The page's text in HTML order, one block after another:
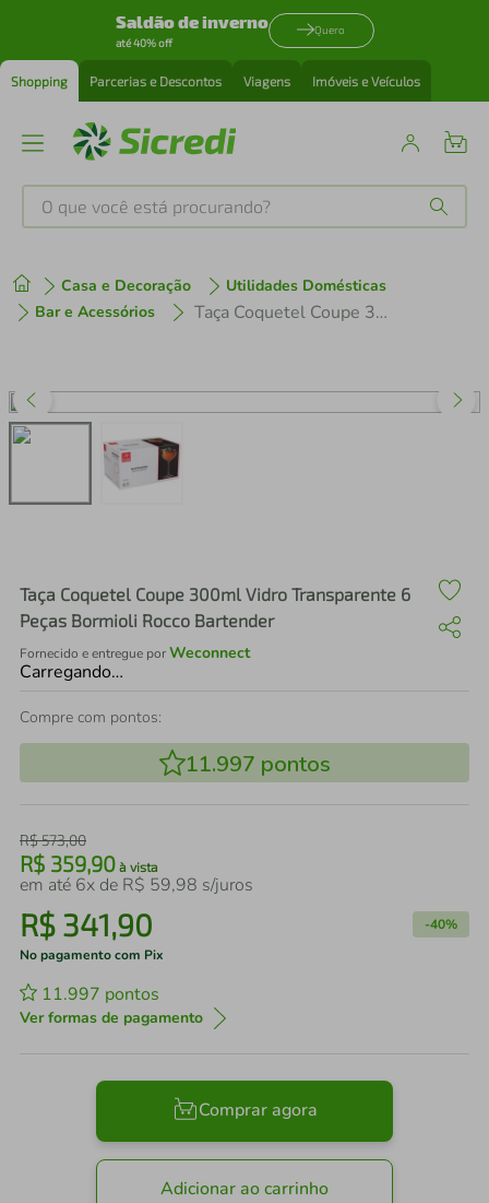
Saldão de inverno
até 40% off
Quero
Shopping Parcerias e Descontos Viagens Imóveis e Veículos
O que você está procurando?
Casa e Decoração
Utilidades Domésticas
Bar e Acessórios
Taça Coquetel Coupe 300ml Vidro Transparente 6 Peças Bormioli Rocco Bartender
Taça Coquetel Coupe 300ml Vidro Transparente 6
Peças Bormioli Rocco Bartender
Fornecido e entregue porWeconnect
Carregando…
Compre com pontos:
11.997 pontos
R$573,00
R$ 359,90 à vista
em até 6x de R$ 59,98 s/juros
R$ 341,90 -40%
No pagamento com Pix
11.997 pontos
Ver formas de pagamento
Comprar agora
Adicionar ao carrinho
1 º tenis
3º
air fryer